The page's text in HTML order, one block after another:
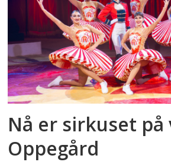
Nå er sirkuset på
Oppegård